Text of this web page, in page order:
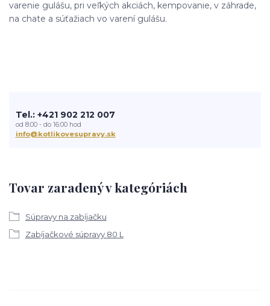
varenie gulášu, pri veľkých akciách, kempovanie, v záhrade,
na chate a súťažiach vo varení gulášu.
Tovar zaradený v kategóriách
Súpravy na zabíjačku
Zabíjačkové súpravy 80 L
Tel.: +421 902 212 007
od 8:00 - do 16:00 hod
info@kotlikovesupravy.sk